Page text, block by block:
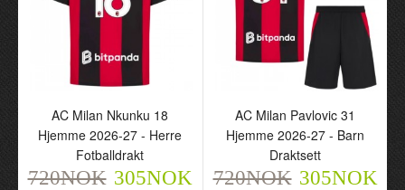
AC Milan Modrić 14
Hjemme 2026-27 - Herre
Fotballdrakt
720NOK 305NOK
AC Milan Nkunku 18
Hjemme 2026-27 - Barn
Draktsett
720NOK 305NOK
AC Milan Nkunku 18
Hjemme 2026-27 - Herre
Fotballdrakt
720NOK 305NOK
AC Milan Pavlovic 31
Hjemme 2026-27 - Barn
Draktsett
720NOK 305NOK